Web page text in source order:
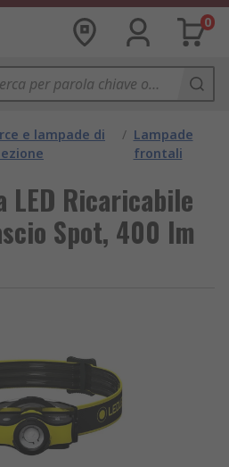
0
e lampade di
/ Lampade
frontali
LED Ricaricabile
Spot, 400 lm